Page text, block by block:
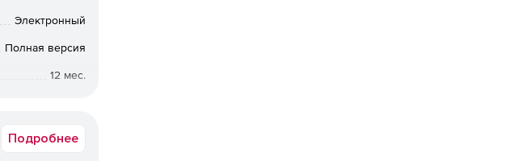
Электронный
Полная версия
12 мес.
Подробнее